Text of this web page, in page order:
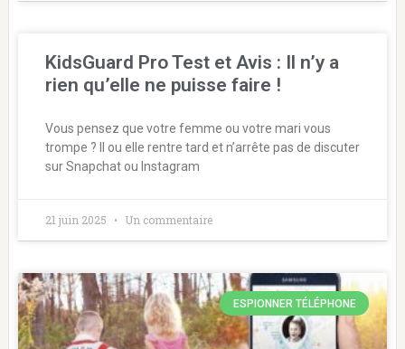
KidsGuard Pro Test et Avis : Il n’y a
rien qu’elle ne puisse faire !
Vous pensez que votre femme ou votre mari vous
trompe ? Il ou elle rentre tard et n’arrête pas de discuter
sur Snapchat ou Instagram
21 juin 2025 Un commentaire
ESPIONNER TÉLÉPHONE